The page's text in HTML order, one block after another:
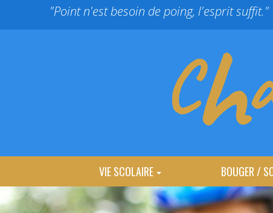
"Point n'est besoin de poing, l'esprit suffit."
VIE SCOLAIRE BOUGER /
Panneau de gestion des cookies